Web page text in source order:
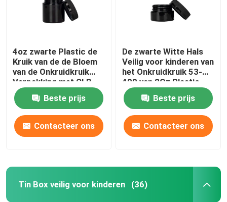
4oz zwarte Plastic de
Kruik van de de Bloem
van de Onkruidkruik
Verpakking met GLB
Beste prijs
Contacteer ons
De zwarte Witte Hals
Veilig voor kinderen van
het Onkruidkruik 53-
400 van 2Oz Plastic
eindigt
Beste prijs
Contacteer ons
Tin Box veilig voor kinderen (36)